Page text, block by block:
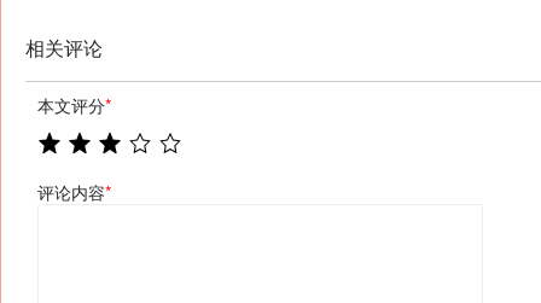
相关评论
本文评分*
评论内容*